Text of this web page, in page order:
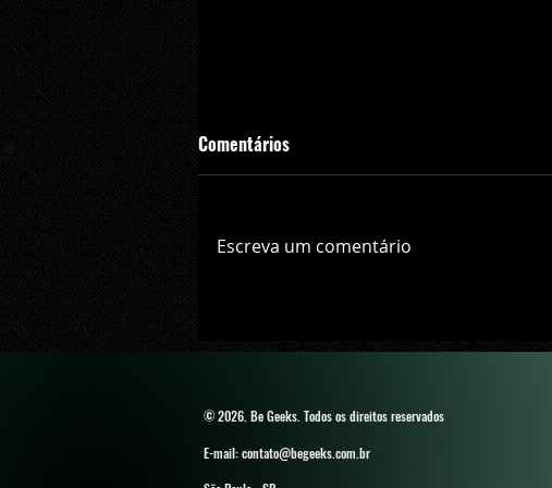
HBO Max terá filmes de outros estúdios;
Comentários
Escreva um comentário
© 2026. Be Geeks. Todos os direitos reservados
E-mail: contato@begeeks.com.br